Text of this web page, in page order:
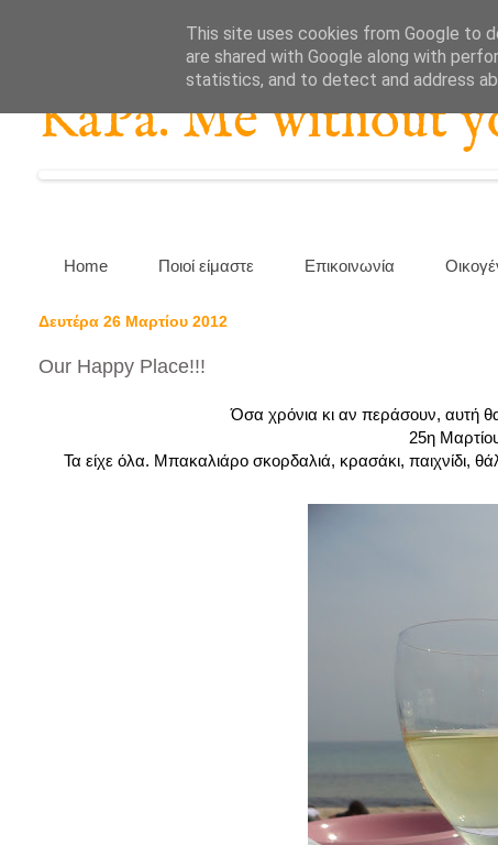
KaPa. Me without
Home Ποιοί είμαστε Επικοινωνία
Δευτέρα 26 Μαρτίου 2012
Our Happy Place!!!
Όσα χρόνια κι αν περάσουν, αυτή θα
25η
Τα είχε όλα. Μπακαλιάρο σκορδαλιά, κρασάκι, παιχνίδι,
This site uses cookies from Google to
are shared with Google along with
statistics, and to detect and address